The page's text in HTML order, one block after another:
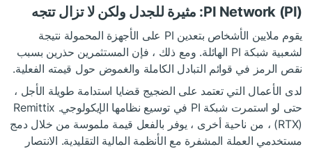
PI Network (PI): مثيرة للجدل ولكن لا تزال تتجه
يقوم ملايين الأشخاص بتعدين PI على الأجهزة المحمولة نتيجة
لشعبية شبكة PI الهائلة. ومع ذلك ، فإن المستثمرين حذرين بسبب
نقص الرمز في قوائم التبادل الكاملة والغموض حول قيمته الفعلية.
لدى الأعمال التي تعتمد على الضجيج قضايا استدامة طويلة الأجل ،
حتى لو استمرت شبكة PI في توسيع نظامها الإيكولوجي. Remittix
(RTX) ، من ناحية أخرى ، يوفر بالفعل قيمة ملموسة من خلال دمج
مستخدمي العملة المشفرة مع الأنظمة المالية التقليدية. الانتصار